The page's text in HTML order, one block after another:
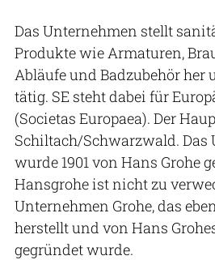
Das Unternehmen stellt
Produkte wie Armaturen,
Abläufe und Badzubehör
tätig. SE steht dabei für
(Societas Europaea). Der
Schiltach/Schwarzwald. Das
wurde 1901 von Hans Grohe
Hansgrohe ist nicht zu
Unternehmen Grohe, das
herstellt und von Hans
gegründet wurde.